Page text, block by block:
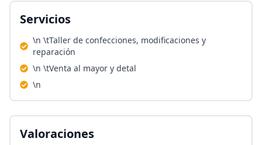
Servicios
\n \tTaller de confecciones, modificaciones y
reparación
\n \tVenta al mayor y detal
\n
Valoraciones